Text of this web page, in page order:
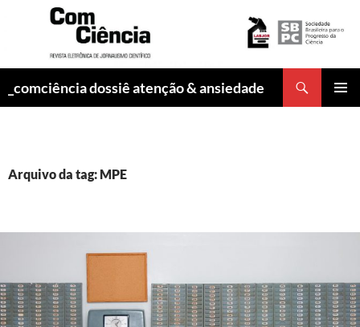
_comciência dossiê atenção & ansiedade
Arquivo da tag: MPE